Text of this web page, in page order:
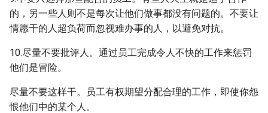
的，另一些人则不是每次让他们做事都没有问题的。不要让
情愿干的人超负荷而忽视难办事的人，以避免对抗。
10.尽量不要批评人。通过员工完成令人不快的工作来惩罚
他们是冒险。
尽量不要这样干。员工有权期望分配合理的工作，即使你怨
恨他们中的某个人。